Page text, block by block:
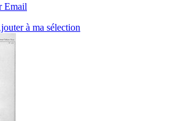
Email
à ma sélection